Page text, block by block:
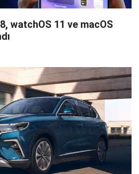
watchOS 11 ve macOS